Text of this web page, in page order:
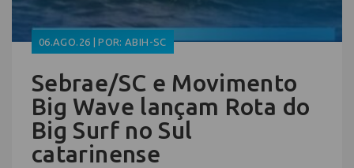
06.AGO.26 | POR: ABIH-SC
Sebrae/SC e Movimento
Big Wave lançam Rota do
Big Surf no Sul
catarinense